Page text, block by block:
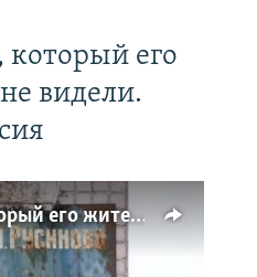
который его
видели.
Как живет город, который его жители никогда не видели. Неизвестная Россия